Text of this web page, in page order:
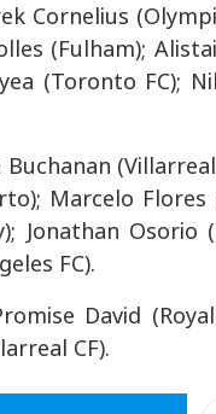
Cornelius
(Fulham);
(Toronto FC);
Marcelo
Jonathan Osorio
FC).
David
CF).